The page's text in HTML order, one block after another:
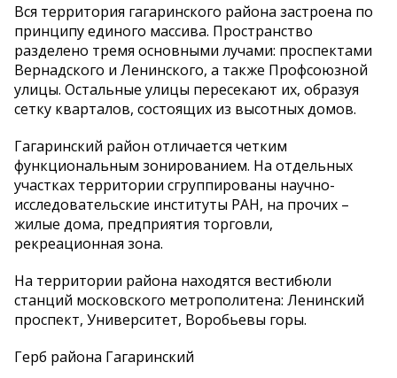
Вся территория гагаринского района застроена по
принципу единого массива. Пространство
разделено тремя основными лучами: проспектами
Вернадского и Ленинского, а также Профсоюзной
улицы. Остальные улицы пересекают их, образуя
сетку кварталов, состоящих из высотных домов.
Гагаринский район отличается четким
функциональным зонированием. На отдельных
участках территории сгруппированы научно-
исследовательские институты РАН, на прочих –
жилые дома, предприятия торговли,
рекреационная зона.
На территории района находятся вестибюли
станций московского метрополитена: Ленинский
проспект, Университет, Воробьевы горы.
Герб района Гагаринский